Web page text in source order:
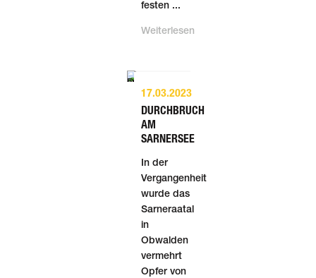
festen ...
Weiterlesen
17.03.2023
DURCHBRUCH
AM
SARNERSEE
In der
Vergangenheit
wurde das
Sarneraa­tal
in
Obwalden
vermehrt
Opfer von